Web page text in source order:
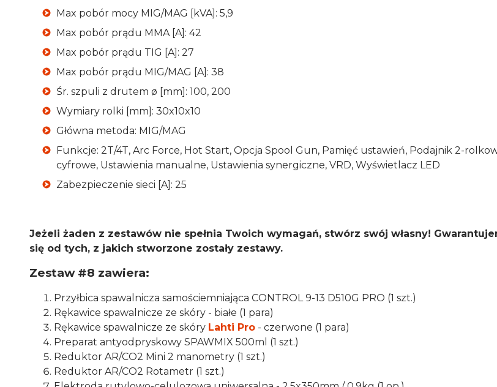
Max pobór mocy MIG/MAG [kVA]: 5,9
Max pobór prądu MMA [A]: 42
Max pobór prądu TIG [A]: 27
Max pobór prądu MIG/MAG [A]: 38
Śr. szpuli z drutem ø [mm]: 100, 200
Wymiary rolki [mm]: 30x10x10
Główna metoda: MIG/MAG
Funkcje: 2T/4T, Arc Force, Hot Start, Opcja Spool Gun, Pamięć ustawień, Podajnik 2-
cyfrowe, Ustawienia manualne, Ustawienia synergiczne, VRD, Wyświetlacz LED
Zabezpieczenie sieci [A]: 25
Jeżeli żaden z zestawów nie spełnia Twoich wymagań, stwórz swój własny!
się od tych, z jakich stworzone zostały zestawy.
Zestaw #8 zawiera:
Przyłbica spawalnicza samościemniająca CONTROL 9-13 D510G PRO (1 szt.)
Rękawice spawalnicze ze skóry - białe (1 para)
Rękawice spawalnicze ze skóry Lahti Pro - czerwone (1 para)
Preparat antyodpryskowy SPAWMIX 500ml (1 szt.)
Reduktor AR/CO2 Mini 2 manometry (1 szt.)
Reduktor AR/CO2 Rotametr (1 szt.)